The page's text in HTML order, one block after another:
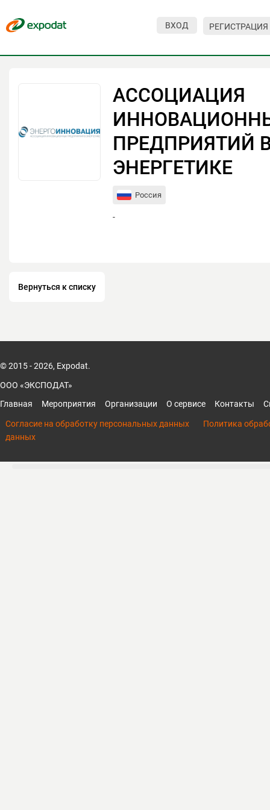
ВХОД РЕГИСТРАЦИЯ
АССОЦИАЦИЯ
ПРЕДПРИЯТИЙ
ЭНЕРГЕТИКЕ
Россия
-
Вернуться к списку
© 2015 - 2026, Expodat.
ООО «ЭКСПОДАТ»
Главная
Мероприятия Организации О сервисе Контакты
Согласие на обработку персональных данных
Политика
данных
Мероприятия
Организациям